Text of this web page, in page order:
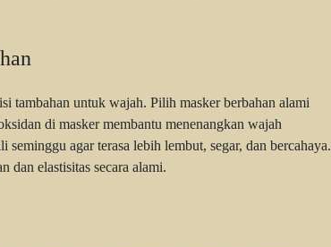
tambahan untuk wajah. Pilih masker berbahan alami
di masker membantu menenangkan wajah
agar terasa lebih lembut, segar, dan bercahaya.
dan elastisitas secara alami.